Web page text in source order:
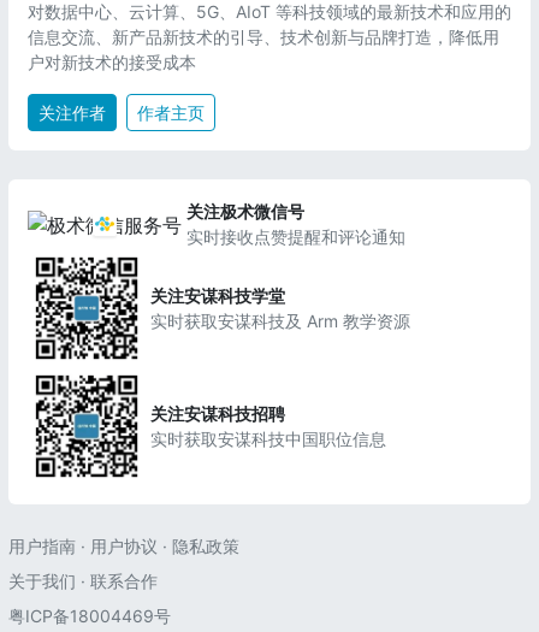
对数据中心、云计算、5G、AIoT 等科技领域的最新技术和应用的
信息交流、新产品新技术的引导、技术创新与品牌打造，降低用
户对新技术的接受成本
关注作者 作者主页
关注极术微信号
实时接收点赞提醒和评论通知
关注安谋科技学堂
实时获取安谋科技及 Arm 教学资源
关注安谋科技招聘
实时获取安谋科技中国职位信息
用户指南 · 用户协议 · 隐私政策
关于我们 · 联系合作
粤ICP备18004469号